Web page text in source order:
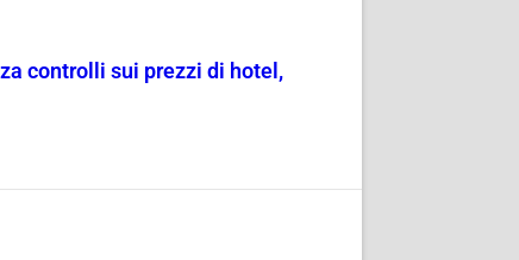
controlli sui prezzi di hotel,